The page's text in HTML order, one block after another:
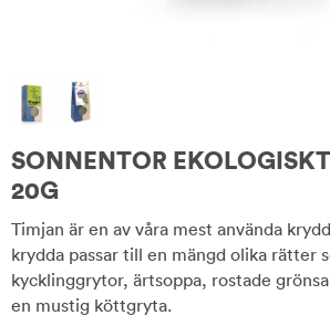
SONNENTOR
20G
Timjan är en av våra mest använda
krydda passar till en mängd olika rätter
kycklinggrytor, ärtsoppa, rostade
en mustig köttgryta.